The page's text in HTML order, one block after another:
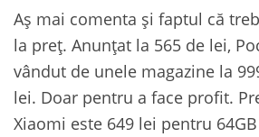
Aș mai comenta și faptul că
la preț. Anunțat la 565 de lei,
vândut de unele magazine la
lei. Doar pentru a face profit.
Xiaomi este 649 lei pentru